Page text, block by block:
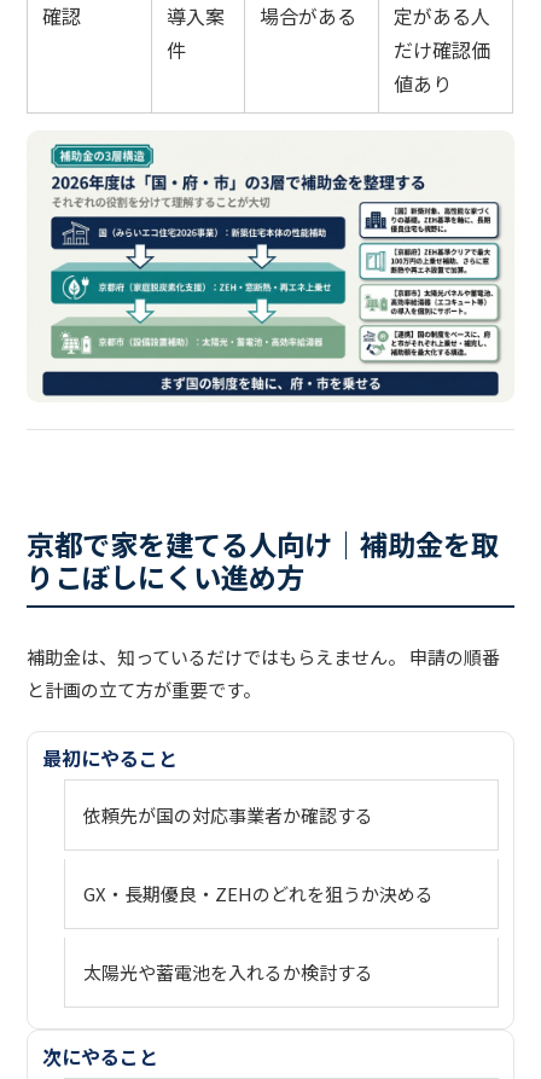
確認
導入案
件
場合がある
定がある人
だけ確認価
値あり
京都で家を建てる人向け｜補助金を取
りこぼしにくい進め方
補助金は、知っているだけではもらえません。 申請の順番
と計画の立て方が重要です。
最初にやること
依頼先が国の対応事業者か確認する
GX・長期優良・ZEHのどれを狙うか決める
太陽光や蓄電池を入れるか検討する
次にやること